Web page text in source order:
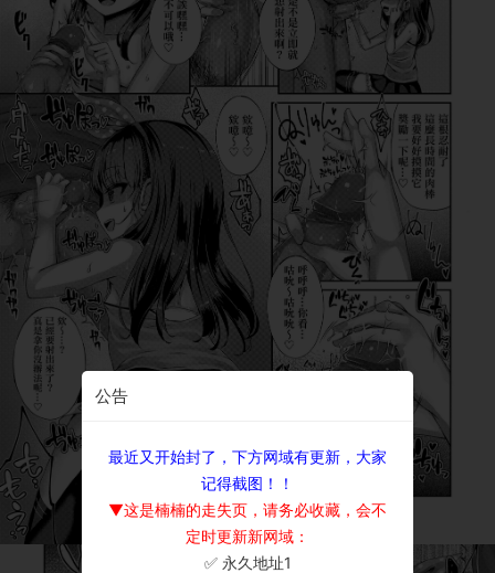
公告
最近又开始封了，下方网域有更新，大家
记得截图！！
▼这是楠楠的走失页，请务必收藏，会不
定时更新新网域：
✅ 永久地址1